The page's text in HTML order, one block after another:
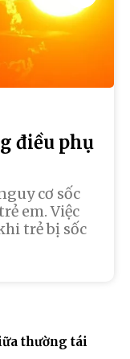
điều phụ
cơ sốc
em. Việc
trẻ bị sốc
thường tái